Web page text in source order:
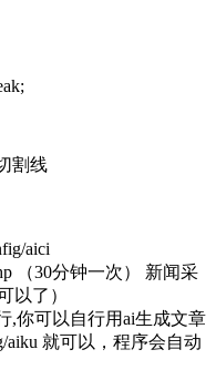
线
aici
（30分钟一次） 新闻采
以了）
,你可以自行用ai生成文章
就可以，程序会自动